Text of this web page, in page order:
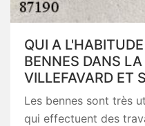
QUI A
BENNES DANS LA
VILLEFAVARD ET
Les bennes sont très
qui effectuent des